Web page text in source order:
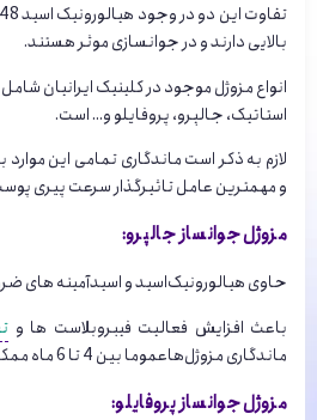
بالایی دارند و در جوانسازی موثر هستند.
انواع مزوژل موجود در کلینیک ایرانیان
استاتیک، جالپرو، پروفایلو و… است.
لازم به ذکر است ماندگاری تمامی این
و مهمترین عامل تاثیرگذار سرعت پیری
مزوژل جوانساز جالپرو:
حاوی هیالورونیک‌اسید و اسیدآمینه های
باعث افزایش فعالیت فیبروبلاست ها و
ماندگاری مزوژل‌هاعموما بین 4 تا 6 ماه ممکن است متغیر باشد.
مزوژل جوانساز پروفایلو: